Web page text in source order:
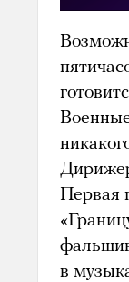
Первая
в